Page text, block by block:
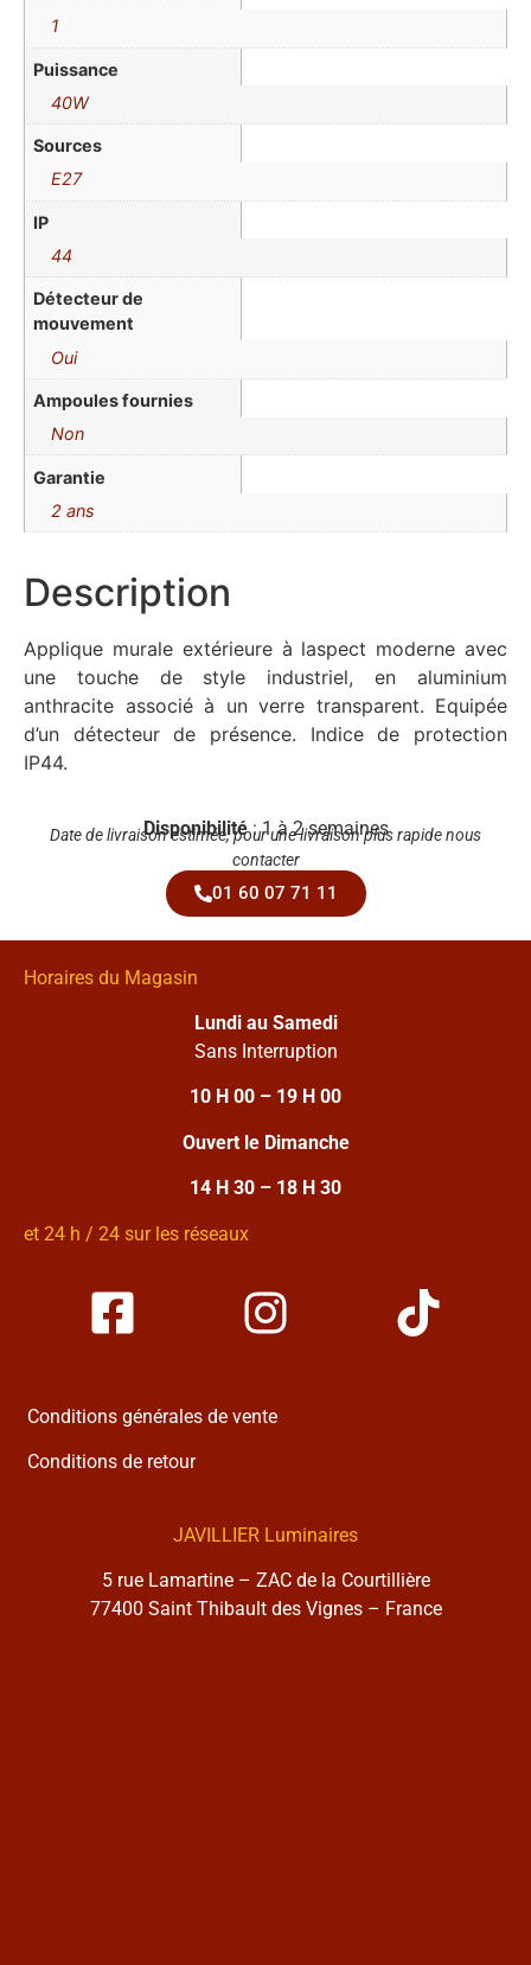
1
Puissance
40W
Sources
E27
IP
44
Détecteur de
mouvement
Oui
Ampoules fournies
Non
Garantie
2 ans
Description
Applique murale extérieure à laspect moderne avec
une touche de style industriel, en aluminium
anthracite associé à un verre transparent. Equipée
d’un détecteur de présence. Indice de protection
IP44.
Disponibilité: 1 à 2 semaines
Date de livraison estimée, pour une livraison plus rapide nous
contacter
01 60 07 71 11
Horaires du Magasin
Lundi au Samedi
Sans Interruption
10 H 00 – 19 H 00
Ouvert le Dimanche
14 H 30 – 18 H 30
et 24 h / 24 sur les réseaux
Conditions générales de vente
Conditions de retour
JAVILLIER Luminaires
5 rue Lamartine – ZAC de la Courtillière
77400 Saint Thibault des Vignes – France